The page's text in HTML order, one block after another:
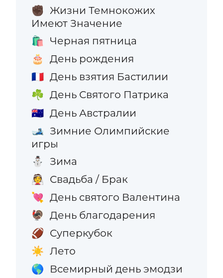
✊🏿 Жизни Темнокожих
Имеют Значение
🛍️ Черная пятница
🎂 День рождения
🇫🇷 День взятия Бастилии
☘️ День Святого Патрика
🇦🇺 День Австралии
🎿 Зимние Олимпийские
игры
⛄ Зима
👰 Свадьба / Брак
💘 День святого Валентина
🦃 День благодарения
🏈 Суперкубок
☀️ Лето
🌎 Всемирный день эмодзи